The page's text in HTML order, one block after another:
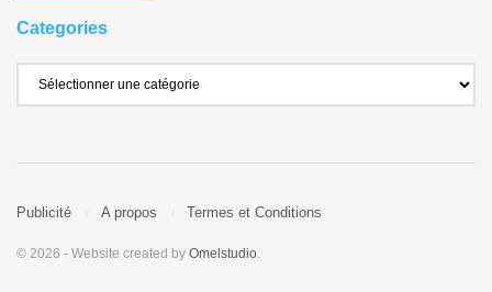
Categories
Publicité A propos Termes et Conditions
© 2026 - Website created by Omelstudio.